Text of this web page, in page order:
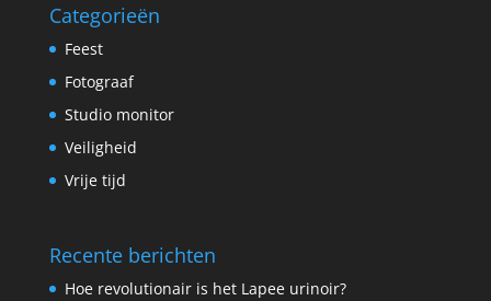
Categorieën
Feest
Fotograaf
Studio monitor
Veiligheid
Vrije tijd
Recente berichten
Hoe revolutionair is het Lapee urinoir?